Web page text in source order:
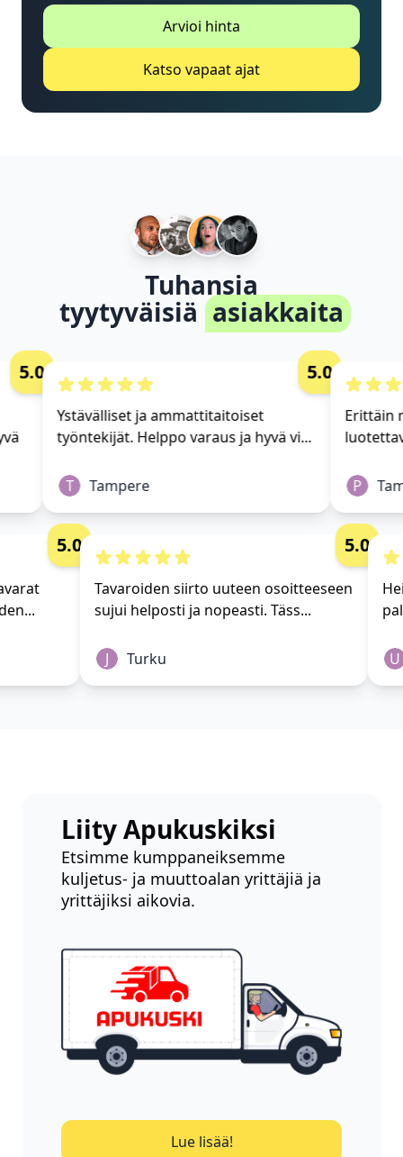
Arvioi hinta
Katso vapaat ajat
Tuhansia
tyytyväisiä asiakkaita
5.0
Ystävälliset ja ammattitaitoiset
työntekijät. Helppo varaus ja hyvä vi...
T Tampere
5.0
Erittäin
P
5.0
Tavaroiden siirto uuteen osoitteeseen
sujui helposti ja nopeasti. Täss...
Turku
5.0
Liity Apukuskiksi
Etsimme kumppaneiksemme
kuljetus- ja muuttoalan yrittäjiä ja
yrittäjiksi aikovia.
Lue lisää!